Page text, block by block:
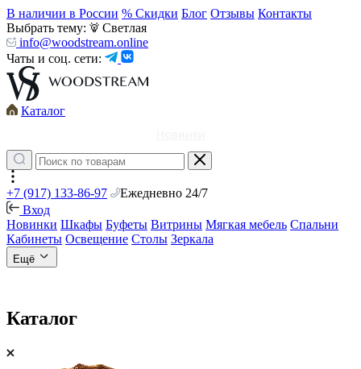
В наличии в России % Скидки Блог Отзывы Контакты
Выбрать тему:
Светлая
info@woodstream.online
Чаты и соц. сети:
Каталог
+7 (917) 133-86-97
Ежедневно 24/7
Вход
Новинки Шкафы Буфеты Витрины Мягкая мебель Спальни
Кабинеты Освещение Столы Зеркала
Ещё
Каталог